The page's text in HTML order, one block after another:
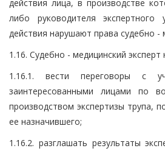
действия лица, в производстве
либо руководителя экспертного
действия нарушают права судебно -
1.16. Судебно - медицинский эксперт
1.16.1. вести переговоры с
заинтересованными лицами по
производством экспертизы трупа,
ее назначившего;
1.16.2. разглашать результаты